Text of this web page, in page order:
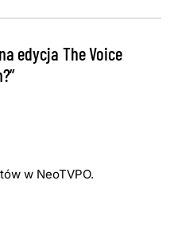
edycja The Voice
w NeoTVPO.